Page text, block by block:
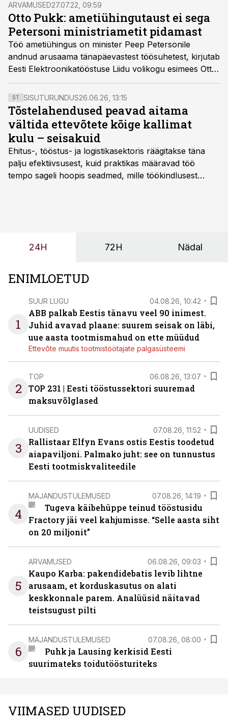
ARVAMUSED27.07.22, 09:59
Otto Pukk: ametiühingutaust ei sega
Petersoni ministriametit pidamast
Töö ametiühingus on minister Peep Petersonile
andnud arusaama tänapäevastest töösuhetest, kirjutab
Eesti Elektroonikatööstuse Liidu volikogu esimees Otto
Pukk. Kuna pädevaid inimesi on Eestis vähe, tuleks
juba ainuüksi sellepärast Petersoni ministriametis
toetada.
ST SISUTURUNDUS26.06.26, 13:15
Tõstelahendused peavad aitama
vältida ettevõtete kõige kallimat
kulu – seisakuid
Ehitus-, tööstus- ja logistikasektoris räägitakse täna
palju efektiivsusest, kuid praktikas määravad töö
tempo sageli hoopis seadmed, mille töökindlusest
24H 72H Nädal
ENIMLOETUD
1
SUUR LUGU 04.08.26, 10:42
ABB palkab Eestis tänavu veel 90 inimest.
Juhid avavad plaane: suurem seisak on läbi,
uue aasta tootmismahud on ette müüdud
Ettevõte muutis tootmistöötajate palgasüsteemi
2
TOP 06.08.26, 13:07
TOP 231 | Eesti tööstussektori suuremad
maksuvõlglased
3
UUDISED 07.08.26, 11:52
Rallistaar Elfyn Evans ostis Eestis toodetud
aiapaviljoni. Palmako juht: see on tunnustus
Eesti tootmiskvaliteedile
4
MAJANDUSTULEMUSED 07.08.26, 14:19
Tugeva käibehüppe teinud tööstusidu
Fractory jäi veel kahjumisse. “Selle aasta siht
on 20 miljonit”
5
ARVAMUSED 06.08.26, 09:03
Kaupo Karba: pakendidebatis levib lihtne
arusaam, et korduskasutus on alati
keskkonnale parem. Analüüsid näitavad
teistsugust pilti
6
MAJANDUSTULEMUSED 07.08.26, 08:00
Puhk ja Lausing kerkisid Eesti
suurimateks toidutöösturiteks
VIIMASED UUDISED